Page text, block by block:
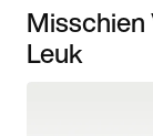
Leuk